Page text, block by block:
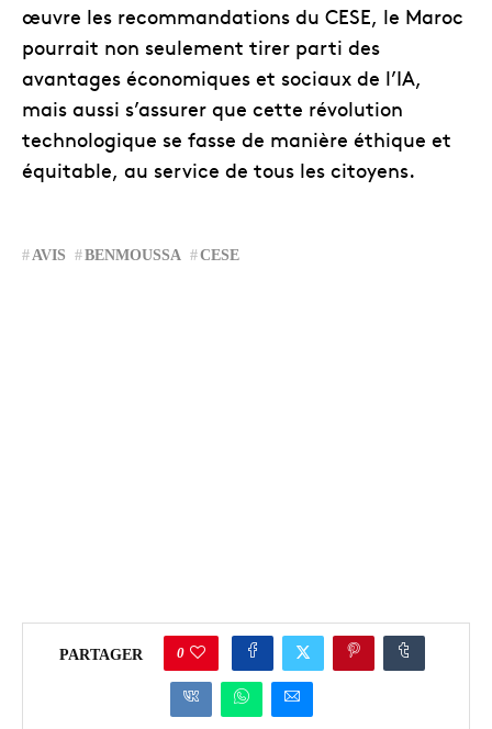
œuvre les recommandations du CESE, le Maroc
pourrait non seulement tirer parti des
avantages économiques et sociaux de l’IA,
mais aussi s’assurer que cette révolution
technologique se fasse de manière éthique et
équitable, au service de tous les citoyens.
AVIS BENMOUSSA CESE
PARTAGER 0